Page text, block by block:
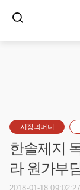
시장과머니
한솔제지
라 원가부
2018-01-18 09:02:27